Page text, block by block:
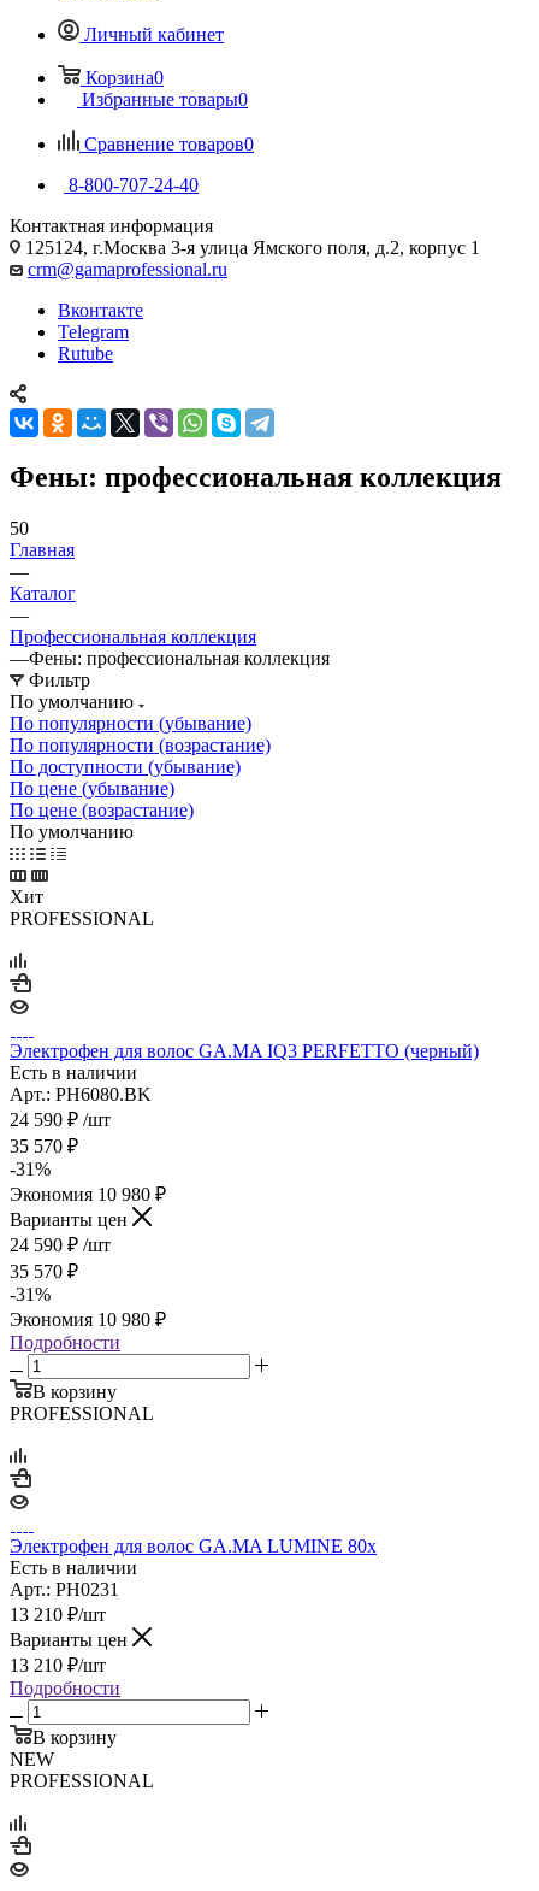
Личный кабинет
Корзина0
Избранные товары0
Сравнение товаров0
8-800-707-24-40
Контактная информация
125124, г.Москва 3-я улица Ямского поля, д.2, корпус 1
crm@gamaprofessional.ru
Вконтакте
Telegram
Rutube
Фены: профессиональная коллекция
50
Главная
—
Каталог
—
Профессиональная коллекция
—Фены: профессиональная коллекция
Фильтр
По умолчанию
По популярности (убывание)
По популярности (возрастание)
По доступности (убывание)
По цене (убывание)
По цене (возрастание)
По умолчанию
Хит
PROFESSIONAL
Электрофен для волос GA.MA IQ3 PERFETTO (черный)
Есть в наличии
Арт.: PH6080.BK
24 590 ₽ /шт
35 570 ₽
-31%
Экономия 10 980 ₽
Варианты цен
24 590 ₽ /шт
35 570 ₽
-31%
Экономия 10 980 ₽
Подробности
В корзину
PROFESSIONAL
Электрофен для волос GA.MA LUMINE 80x
Есть в наличии
Арт.: PH0231
13 210 ₽/шт
Варианты цен
13 210 ₽/шт
Подробности
В корзину
NEW
PROFESSIONAL